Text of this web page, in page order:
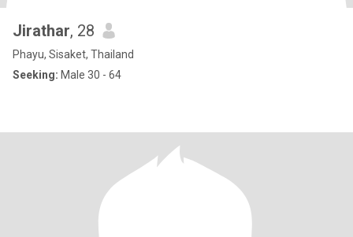
Jirathar, 28
Phayu, Sisaket, Thailand
Seeking: Male 30 - 64